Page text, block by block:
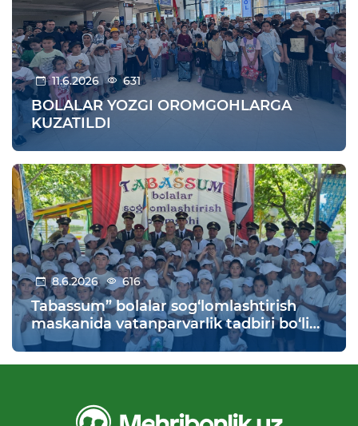
11.6.2026 631
BOLALAR YOZGI OROMGOHLARGA
KUZATILDI
8.6.2026 616
Tabassum” bolalar sog‘lomlashtirish
maskanida vatanparvarlik tadbiri bo‘lib
o‘tdi